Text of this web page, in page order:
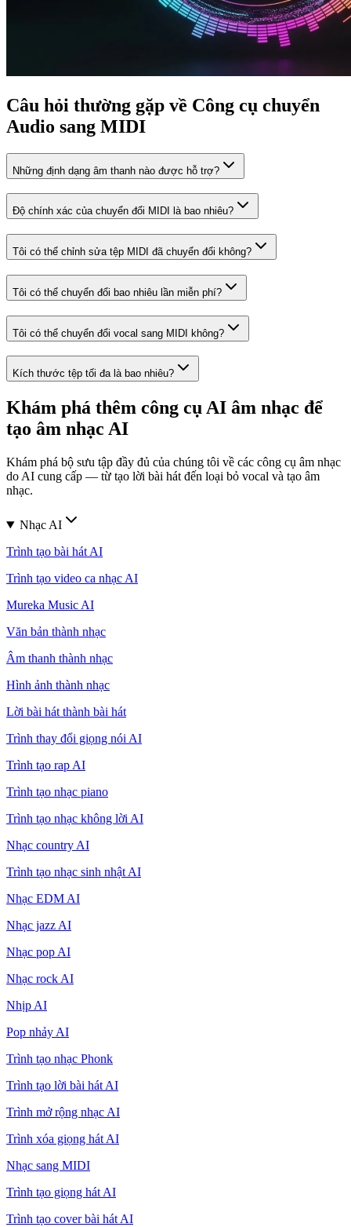
Câu hỏi thường gặp về Công cụ chuyển
Audio sang MIDI
Những định dạng âm thanh nào được hỗ trợ?
Độ chính xác của chuyển đổi MIDI là bao nhiêu?
Tôi có thể chỉnh sửa tệp MIDI đã chuyển đổi không?
Tôi có thể chuyển đổi bao nhiêu lần miễn phí?
Tôi có thể chuyển đổi vocal sang MIDI không?
Kích thước tệp tối đa là bao nhiêu?
Khám phá thêm công cụ AI âm nhạc để
tạo âm nhạc AI
Khám phá bộ sưu tập đầy đủ của chúng tôi về các công cụ âm nhạc
do AI cung cấp — từ tạo lời bài hát đến loại bỏ vocal và tạo âm
nhạc.
Nhạc AI
Trình tạo bài hát AI
Trình tạo video ca nhạc AI
Mureka Music AI
Văn bản thành nhạc
Âm thanh thành nhạc
Hình ảnh thành nhạc
Lời bài hát thành bài hát
Trình thay đổi giọng nói AI
Trình tạo rap AI
Trình tạo nhạc piano
Trình tạo nhạc không lời AI
Nhạc country AI
Trình tạo nhạc sinh nhật AI
Nhạc EDM AI
Nhạc jazz AI
Nhạc pop AI
Nhạc rock AI
Nhịp AI
Pop nhảy AI
Trình tạo nhạc Phonk
Trình tạo lời bài hát AI
Trình mở rộng nhạc AI
Trình xóa giọng hát AI
Nhạc sang MIDI
Trình tạo giọng hát AI
Trình tạo cover bài hát AI